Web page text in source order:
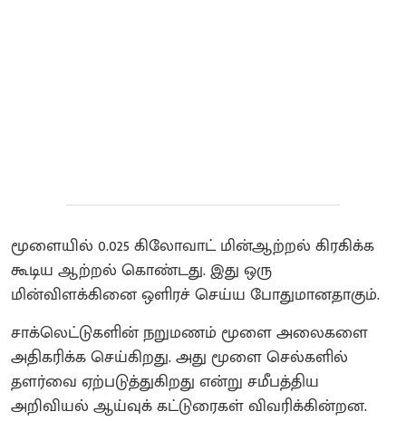
மூளையில் 0.025 கிலோவாட் மின்ஆற்றல் கிரகிக்க
கூடிய ஆற்றல் கொண்டது. இது ஒரு
மின்விளக்கினை ஒளிரச் செய்ய போதுமானதாகும்.
சாக்லெட்டுகளின் நறுமணம் மூளை அலைகளை
அதிகரிக்க செய்கிறது. அது மூளை செல்களில்
தளர்வை ஏற்படுத்துகிறது என்று சமீபத்திய
அறிவியல் ஆய்வுக் கட்டுரைகள் விவரிக்கின்றன.